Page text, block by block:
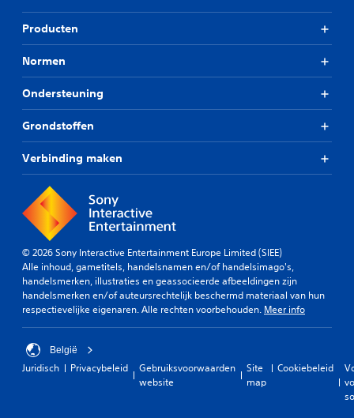
Producten
Normen
Ondersteuning
Grondstoffen
Verbinding maken
© 2026 Sony Interactive Entertainment Europe Limited (SIEE)
Alle inhoud, gametitels, handelsnamen en/of handelsimago's,
handelsmerken, illustraties en geassocieerde afbeeldingen zijn
handelsmerken en/of auteursrechtelijk beschermd materiaal van hun
respectievelijke eigenaren. Alle rechten voorbehouden. Meer info
België
Juridisch Privacybeleid
Gebruiksvoorwaarden
website
Site
map
Cookiebeleid